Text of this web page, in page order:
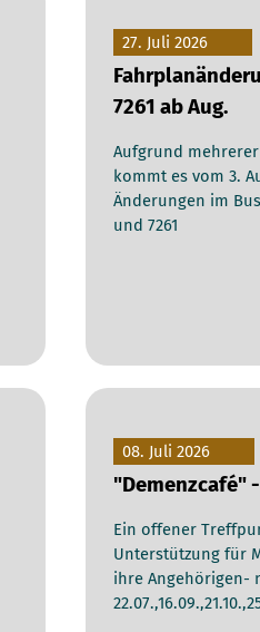
27. Juli 2026
7261 ab Aug.
Aufgrund
kommt es vom 3.
Änderungen im
und 7261
08. Juli 2026
"Demenzcafé"
Ein offener
Unterstützung für
ihre Angehörigen-